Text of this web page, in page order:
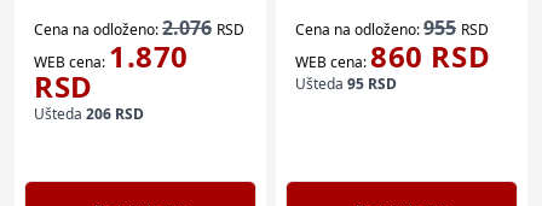
Cena na odloženo:2.076 RSD
WEB cena: 1.870
RSD
Ušteda 206 RSD
Cena na odloženo:955 RSD
WEB cena:860 RSD
Ušteda 95 RSD